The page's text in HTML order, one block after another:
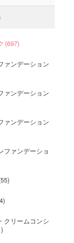
697
ァンデーション
ァンデーション
ァンデーション
ファンデーショ
55
クリームコンシ